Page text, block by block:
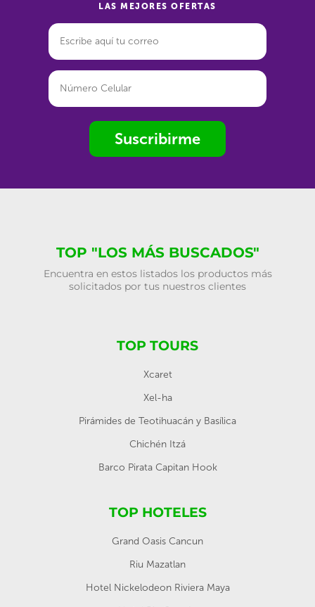
LAS MEJORES OFERTAS
Suscribirme
TOP "LOS MÁS BUSCADOS"
Encuentra en estos listados los productos más
solicitados por tus nuestros clientes
TOP TOURS
Xcaret
Xel-ha
Pirámides de Teotihuacán y Basílica
Chichén Itzá
Barco Pirata Capitan Hook
TOP HOTELES
Grand Oasis Cancun
Riu Mazatlan
Hotel Nickelodeon Riviera Maya